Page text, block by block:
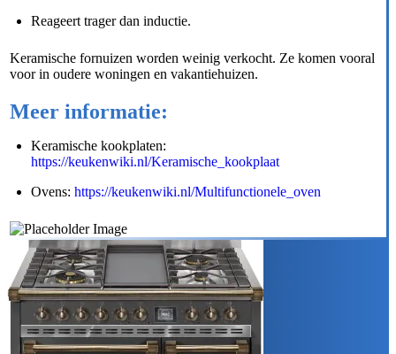
Reageert trager dan inductie.
Keramische fornuizen worden weinig verkocht. Ze komen vooral
voor in oudere woningen en vakantiehuizen.
Meer informatie:
Keramische kookplaten:
https://keukenwiki.nl/Keramische_kookplaat
Ovens: https://keukenwiki.nl/Multifunctionele_oven